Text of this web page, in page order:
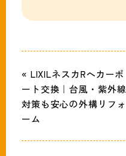
« LIXILネスカRへカーポ
ート交換｜台風・紫外線
対策も安心の外構リフォ
ーム